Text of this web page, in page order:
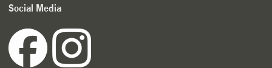
Social Media